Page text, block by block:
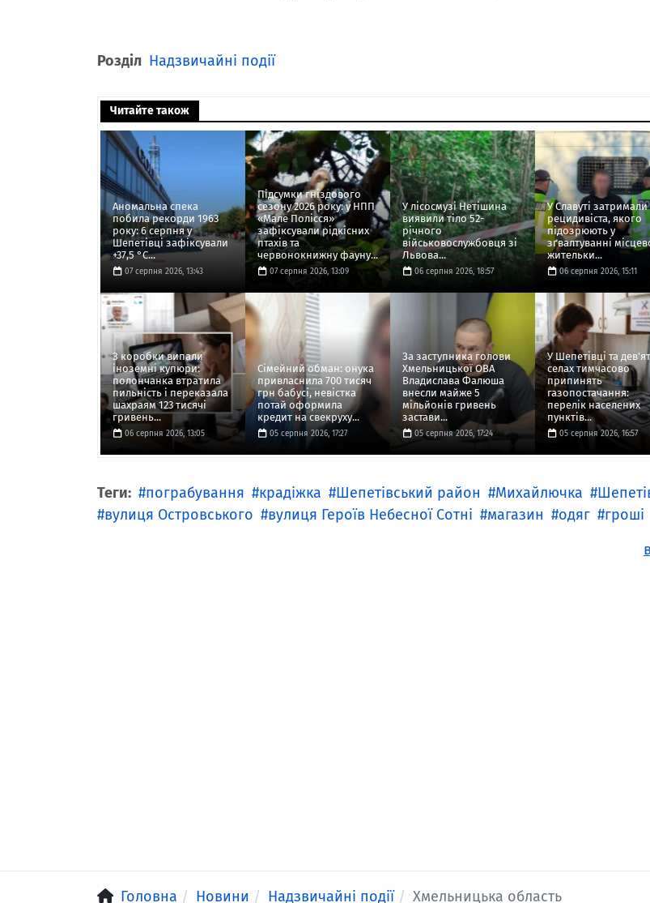
Розділ Надзвичайні події
Читайте також
Аномальна спека
побила рекорди 1963
року: 6 серпня у
Шепетівці зафіксували
+37,5 °C...
07 серпня 2026, 13:43
Підсумки гніздового
сезону 2026 року: у НПП
«Мале Полісся»
зафіксували рідкісних
птахів та
червонокнижну фауну...
07 серпня 2026, 13:09
У лісосмузі Нетішина
виявили тіло 52-
річного
військовослужбовця зі
Львова...
06 серпня 2026, 18:57
У Славуті затримали
рецидивіста, якого
підозрюють у
зґвалтуванні
жительки...
06 серпня 2026, 15:11
З коробки випали
іноземні купюри:
полончанка втратила
пильність і переказала
шахраям 123 тисячі
гривень...
06 серпня 2026, 13:05
Сімейний обман: онука
привласнила 700 тисяч
грн бабусі, невістка
потай оформила
кредит на свекруху...
05 серпня 2026, 17:27
За заступника голови
Хмельницької ОВА
Владислава Фалюша
внесли майже 5
мільйонів гривень
застави...
05 серпня 2026, 17:24
У Шепетівці та
селах тимчасово
припинять
газопостачання:
перелік населених
пунктів...
05 серпня 2026, 16:57
Теги: пограбування крадіжка Шепетівський район Михайлючка
вулиця Островського
вулиця Героїв Небесної Сотні магазин одяг
гроші
Головна Новини Надзвичайні події Хмельницька область